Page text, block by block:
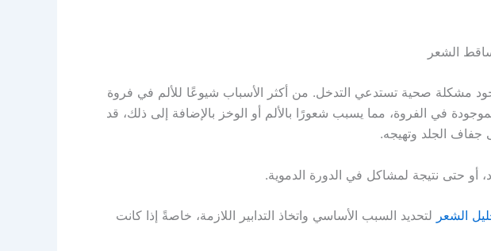
مشكلة صحية تستدعي التدخل. من أكثر الأسباب شيوعًا للألم في فروة
في الفروة، مما يسبب شعورًا بالألم أو الوخز بالإضافة إلى ذلك، قد
الجلد وتهيجه.
أو حتى نتيجة لمشاكل في الدورة الدموية.
الشعر لتحديد السبب الأساسي واتخاذ التدابير اللازمة، خاصةً إذا كانت